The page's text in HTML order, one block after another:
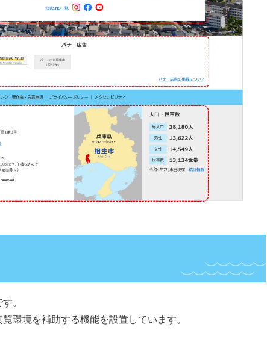
。
環境を補助する機能を設置しています。